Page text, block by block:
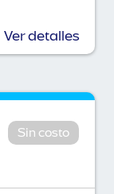
Ver detalles
Sin costo